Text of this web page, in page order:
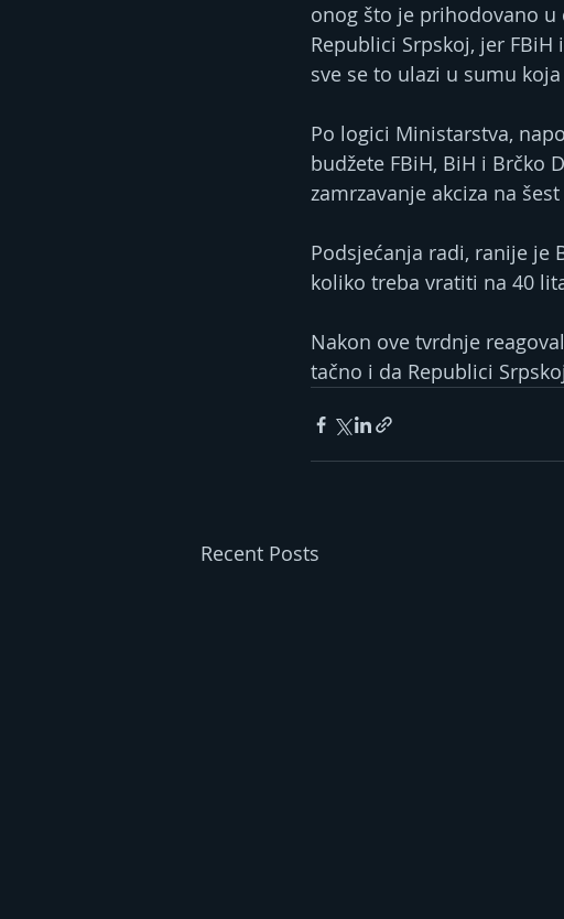
onog što je prihodovano
Republici Srpskoj, jer
sve se to ulazi u sumu
Po logici Ministarstva,
budžete FBiH, BiH i Brčko
zamrzavanje akciza na
Podsjećanja radi, ranije je
koliko treba vratiti na 40
Nakon ove tvrdnje
tačno i da Republici
Recent Posts